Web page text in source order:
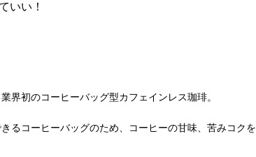
いい！
界初のコーヒーバッグ型カフェインレス珈琲。
るコーヒーバッグのため、コーヒーの甘味、苦みコクを